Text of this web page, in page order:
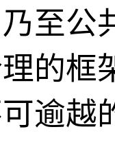
至公
的框
逾越